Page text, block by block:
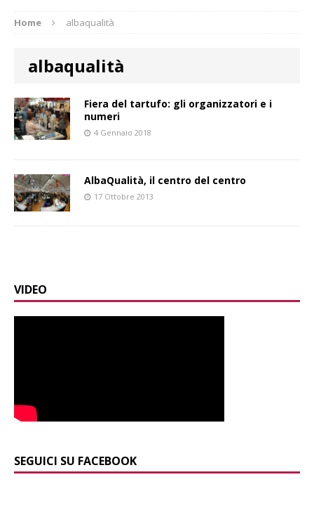
Home albaqualità
albaqualità
Fiera del tartufo: gli organizzatori e i
numeri
4 Gennaio 2018
AlbaQualità, il centro del centro
17 Ottobre 2013
VIDEO
SEGUICI SU FACEBOOK